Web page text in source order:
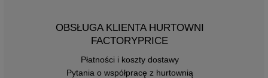
OBSŁUGA KLIENTA HURTOWNI
FACTORYPRICE
Płatności i koszty dostawy
Pytania o współpracę z hurtownią